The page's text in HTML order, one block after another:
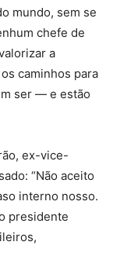
mundo, sem se
chefe de
a
caminhos para
ser — e estão
ex-vice-
“Não aceito
interno nosso.
presidente